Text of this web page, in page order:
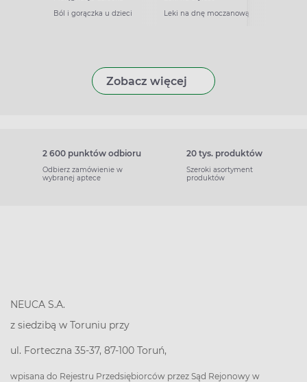
Ból i gorączka u dzieci
Leki na dnę moczanową
Zobacz więcej
2 600 punktów odbioru
Odbierz zamówienie w
wybranej aptece
20 tys. produktów
Szeroki asortyment
produktów
NEUCA S.A.
z siedzibą w Toruniu przy
ul. Forteczna 35-37, 87-100 Toruń,
wpisana do Rejestru Przedsiębiorców przez Sąd Rejonowy w